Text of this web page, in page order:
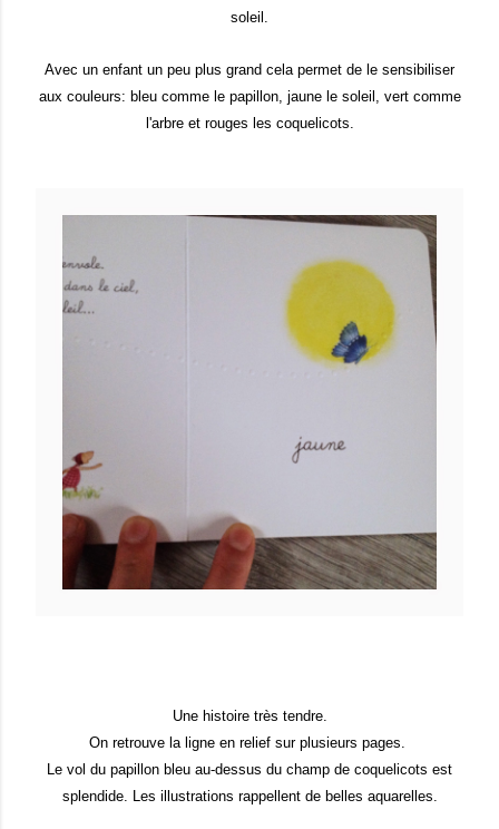
soleil.
Avec un enfant un peu plus grand cela permet de le sensibiliser
aux couleurs: bleu comme le papillon, jaune le soleil, vert comme
l'arbre et rouges les coquelicots.
Une histoire très tendre.
On retrouve la ligne en relief sur plusieurs pages.
Le vol du papillon bleu au-dessus du champ de coquelicots est
splendide. Les illustrations rappellent de belles aquarelles.